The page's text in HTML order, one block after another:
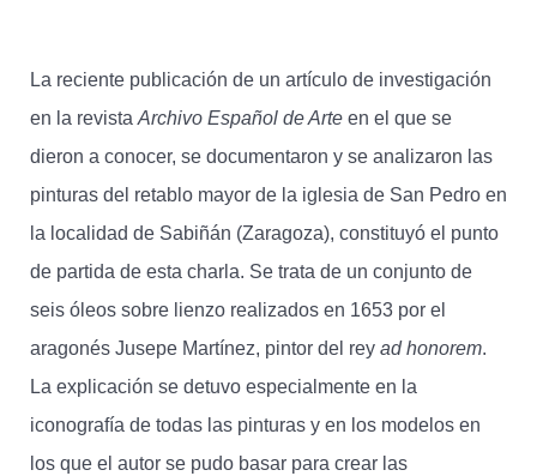
La reciente publicación de un artículo de investigación
en la revista Archivo Español de Arte en el que se
dieron a conocer, se documentaron y se analizaron las
pinturas del retablo mayor de la iglesia de San Pedro en
la localidad de Sabiñán (Zaragoza), constituyó el punto
de partida de esta charla. Se trata de un conjunto de
seis óleos sobre lienzo realizados en 1653 por el
aragonés Jusepe Martínez, pintor del rey ad honorem.
La explicación se detuvo especialmente en la
iconografía de todas las pinturas y en los modelos en
los que el autor se pudo basar para crear las